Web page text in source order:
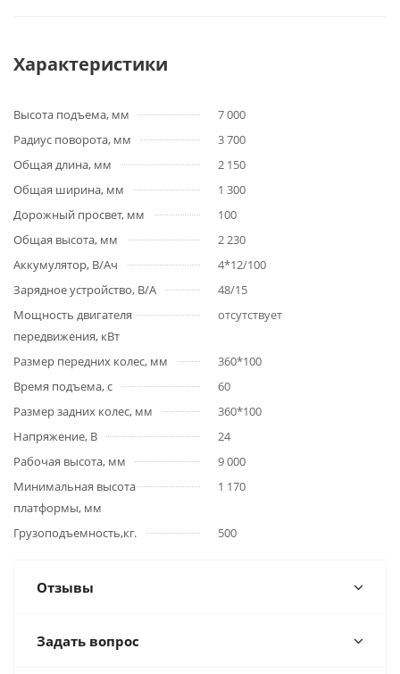
Характеристики
Высота подъема, мм
7 000
Радиус поворота, мм
3 700
Общая длина, мм
2 150
Общая ширина, мм
1 300
Дорожный просвет, мм
100
Общая высота, мм
2 230
Аккумулятор, В/Ач
4*12/100
Зарядное устройство, В/А
48/15
Мощность двигателя
передвижения, кВт
отсутствует
Размер передних колес, мм
360*100
Время подъема, с
60
Размер задних колес, мм
360*100
Напряжение, В
24
Рабочая высота, мм
9 000
Минимальная высота
платформы, мм
1 170
Грузоподъемность,кг. 500
Отзывы
Задать вопрос